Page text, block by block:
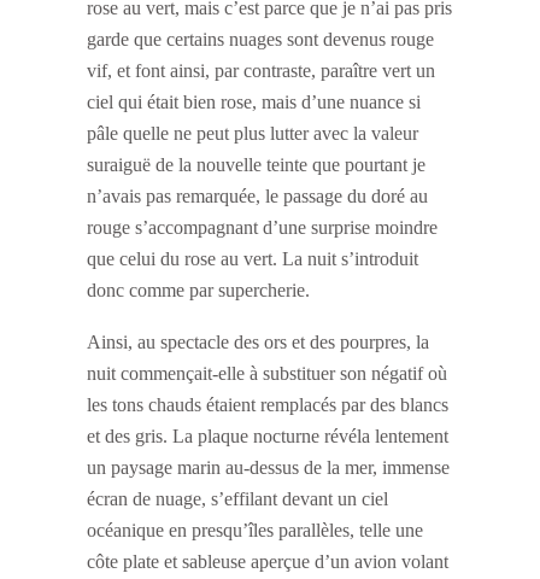
rose au vert, mais c’est parce que je n’ai pas pris
garde que certains nuages sont devenus rouge
vif, et font ainsi, par contraste, paraître vert un
ciel qui était bien rose, mais d’une nuance si
pâle quelle ne peut plus lutter avec la valeur
suraiguë de la nouvelle teinte que pourtant je
n’avais pas remarquée, le passage du doré au
rouge s’accompagnant d’une surprise moindre
que celui du rose au vert. La nuit s’introduit
donc comme par supercherie.
Ainsi, au spectacle des ors et des pourpres, la
nuit commençait-elle à substituer son négatif où
les tons chauds étaient remplacés par des blancs
et des gris. La plaque nocturne révéla lentement
un paysage marin au-dessus de la mer, immense
écran de nuage, s’effilant devant un ciel
océanique en presqu’îles parallèles, telle une
côte plate et sableuse aperçue d’un avion volant